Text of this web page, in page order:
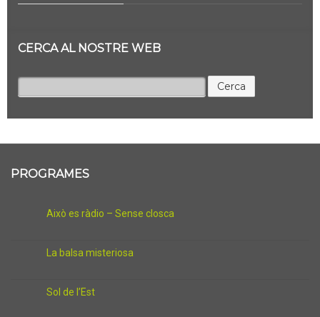
CERCA AL NOSTRE WEB
Cerca:
PROGRAMES
Això es ràdio – Sense closca
La balsa misteriosa
Sol de l’Est